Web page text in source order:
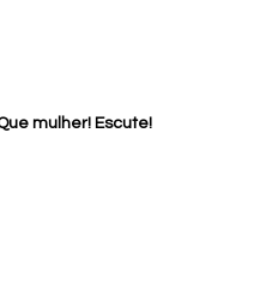
mulher! Escute!